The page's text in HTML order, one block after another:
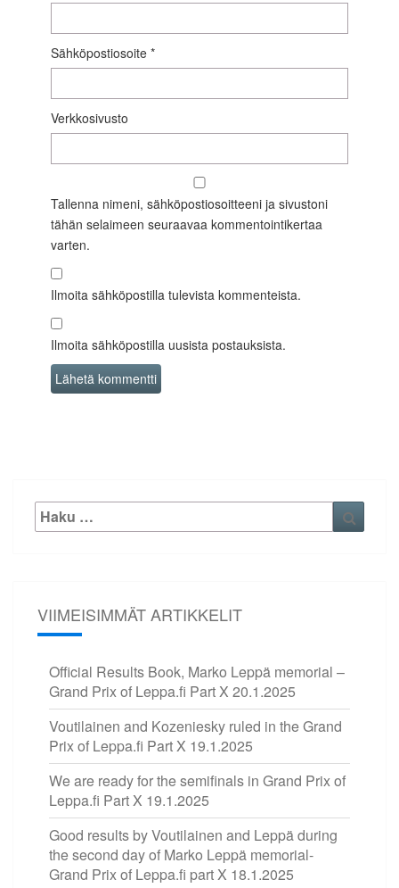
Sähköpostiosoite *
Verkkosivusto
Tallenna nimeni, sähköpostiosoitteeni ja sivustoni
tähän selaimeen seuraavaa kommentointikertaa
varten.
Ilmoita sähköpostilla tulevista kommenteista.
Ilmoita sähköpostilla uusista postauksista.
Etsi:
VIIMEISIMMÄT ARTIKKELIT
Official Results Book, Marko Leppä memorial –
Grand Prix of Leppa.fi Part X 20.1.2025
Voutilainen and Kozeniesky ruled in the Grand
Prix of Leppa.fi Part X 19.1.2025
We are ready for the semifinals in Grand Prix of
Leppa.fi Part X 19.1.2025
Good results by Voutilainen and Leppä during
the second day of Marko Leppä memorial-
Grand Prix of Leppa.fi part X 18.1.2025